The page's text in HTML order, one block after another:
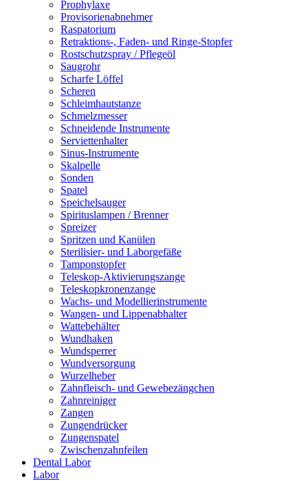
Prophylaxe
Provisorienabnehmer
Raspatorium
Retraktions-, Faden- und Ringe-Stopfer
Rostschutzspray / Pflegeöl
Saugrohr
Scharfe Löffel
Scheren
Schleimhautstanze
Schmelzmesser
Schneidende Instrumente
Serviettenhalter
Sinus-Instrumente
Skalpelle
Sonden
Spatel
Speichelsauger
Spirituslampen / Brenner
Spreizer
Spritzen und Kanülen
Sterilisier- und Laborgefäße
Tamponstopfer
Teleskop-Aktivierungszange
Teleskopkronenzange
Wachs- und Modellierinstrumente
Wangen- und Lippenabhalter
Wattebehälter
Wundhaken
Wundsperrer
Wundversorgung
Wurzelheber
Zahnfleisch- und Gewebezängchen
Zahnreiniger
Zangen
Zungendrücker
Zungenspatel
Zwischenzahnfeilen
Dental Labor
Labor